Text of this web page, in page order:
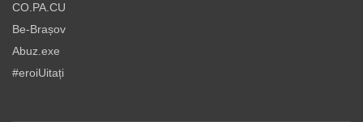
CO.PA.CU
Be-Brașov
Abuz.exe
#eroiUitați